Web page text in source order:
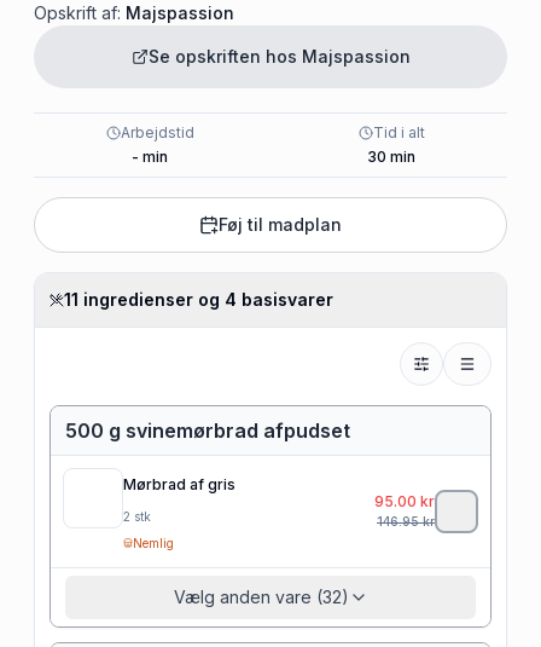
Opskrift af: Majspassion
Se opskriften hos Majspassion
Arbejdstid
- min
Tid i alt
30 min
Føj til madplan
11 ingredienser og 4 basisvarer
500 g svinemørbrad afpudset
Mørbrad af gris
2 stk
Nemlig
95.00 kr
146.95kr
Vælg anden vare (32)